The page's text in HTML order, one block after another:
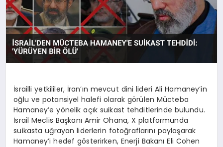
İsrailli yetkililer, İran’ın mevcut dini lideri Ali Hamaney’in
oğlu ve potansiyel halefi olarak görülen Mücteba
Hamaney’e yönelik açık suikast tehditlerinde bulundu.
İsrail Meclis Başkanı Amir Ohana, X platformunda
suikasta uğrayan liderlerin fotoğraflarını paylaşarak
Hamaney’i hedef gösterirken, Enerji Bakanı Eli Cohen